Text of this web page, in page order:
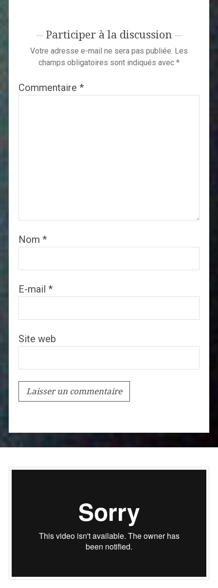
Participer à la discussion
Votre adresse e-mail ne sera pas publiée. Les
champs obligatoires sont indiqués avec *
Commentaire *
Nom *
E-mail *
Site web